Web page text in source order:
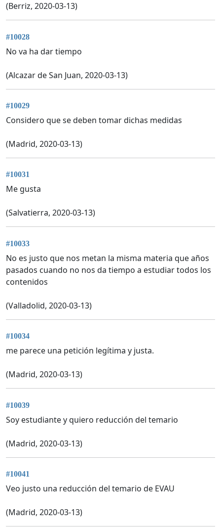
(Berriz, 2020-03-13)
#10028
No va ha dar tiempo
(Alcazar de San Juan, 2020-03-13)
#10029
Considero que se deben tomar dichas medidas
(Madrid, 2020-03-13)
#10031
Me gusta
(Salvatierra, 2020-03-13)
#10033
No es justo que nos metan la misma materia que años
pasados cuando no nos da tiempo a estudiar todos los
contenidos
(Valladolid, 2020-03-13)
#10034
me parece una petición legítima y justa.
(Madrid, 2020-03-13)
#10039
Soy estudiante y quiero reducción del temario
(Madrid, 2020-03-13)
#10041
Veo justo una reducción del temario de EVAU
(Madrid, 2020-03-13)